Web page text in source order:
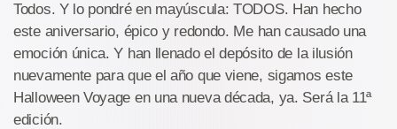
Todos. Y lo pondré en mayúscula: TODOS. Han hecho
este aniversario, épico y redondo. Me han causado una
emoción única. Y han llenado el depósito de la ilusión
nuevamente para que el año que viene, sigamos este
Halloween Voyage en una nueva década, ya. Será la 11ª
edición.